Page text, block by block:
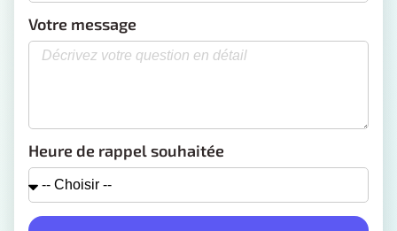
Votre message
Heure de rappel souhaitée